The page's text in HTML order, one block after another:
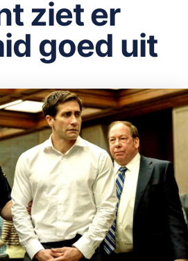
OPSLAAN
ziet er
goed uit